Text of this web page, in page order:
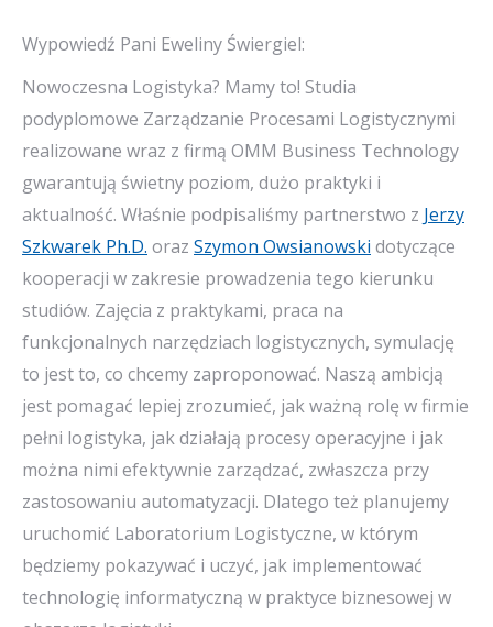
Wypowiedź Pani Eweliny Świergiel:
Nowoczesna Logistyka? Mamy to! Studia
podyplomowe Zarządzanie Procesami Logistycznymi
realizowane wraz z firmą OMM Business Technology
gwarantują świetny poziom, dużo praktyki i
aktualność. Właśnie podpisaliśmy partnerstwo z Jerzy
Szkwarek Ph.D. oraz Szymon Owsianowski dotyczące
kooperacji w zakresie prowadzenia tego kierunku
studiów. Zajęcia z praktykami, praca na
funkcjonalnych narzędziach logistycznych, symulację
to jest to, co chcemy zaproponować. Naszą ambicją
jest pomagać lepiej zrozumieć, jak ważną rolę w firmie
pełni logistyka, jak działają procesy operacyjne i jak
można nimi efektywnie zarządzać, zwłaszcza przy
zastosowaniu automatyzacji. Dlatego też planujemy
uruchomić Laboratorium Logistyczne, w którym
będziemy pokazywać i uczyć, jak implementować
technologię informatyczną w praktyce biznesowej w